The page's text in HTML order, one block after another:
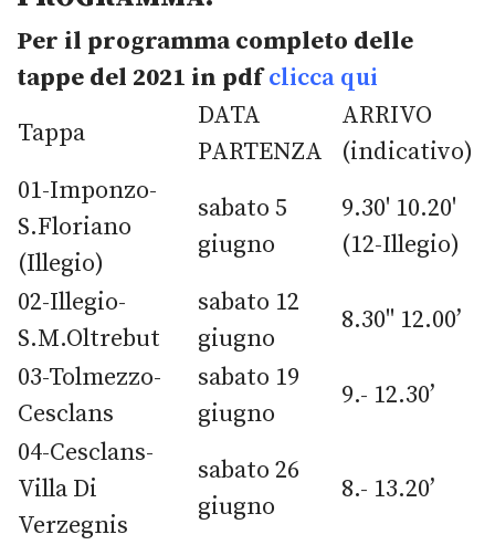
Per il programma completo delle
tappe del 2021 in pdfclicca qui
Tappa
DATA
PARTENZA
ARRIVO
(indicativo)
01-Imponzo-
S.Floriano
(Illegio)
sabato 5
giugno
9.30' 10.20'
(12-Illegio)
02-Illegio-
S.M.Oltrebut
sabato 12
giugno
8.30'' 12.00’
03-Tolmezzo-
Cesclans
sabato 19
giugno
9.- 12.30’
04-Cesclans-
Villa Di
Verzegnis
sabato 26
giugno
8.- 13.20’